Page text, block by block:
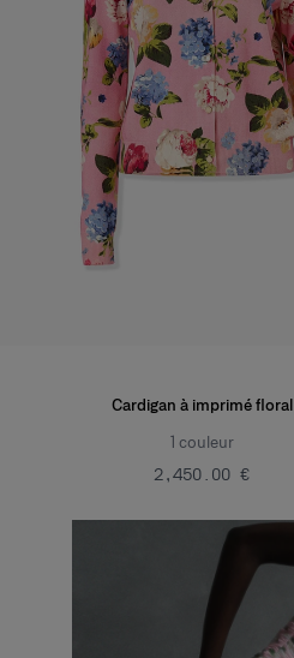
Cardigan à imprimé floral
1 couleur
‌2,450.00 €